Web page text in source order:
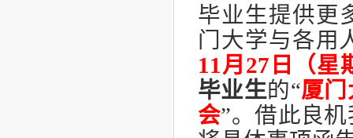
毕业生提供更
门大学与各用
11月27日
（
毕业生的“厦
会”。借此良机